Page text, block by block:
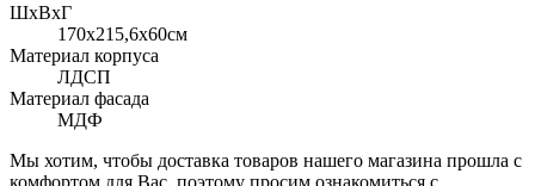
ШхВхГ
170x215,6х60см
Материал корпуса
ЛДСП
Материал фасада
МДФ
Мы хотим, чтобы доставка товаров нашего магазина прошла с
комфортом для Вас, поэтому просим ознакомиться с